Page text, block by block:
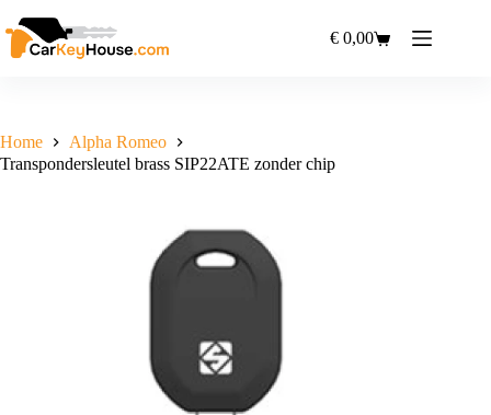
naar
de
Winkelwagen
€ 0,00
Home
Alpha Romeo
Transpondersleutel brass SIP22ATE zonder chip